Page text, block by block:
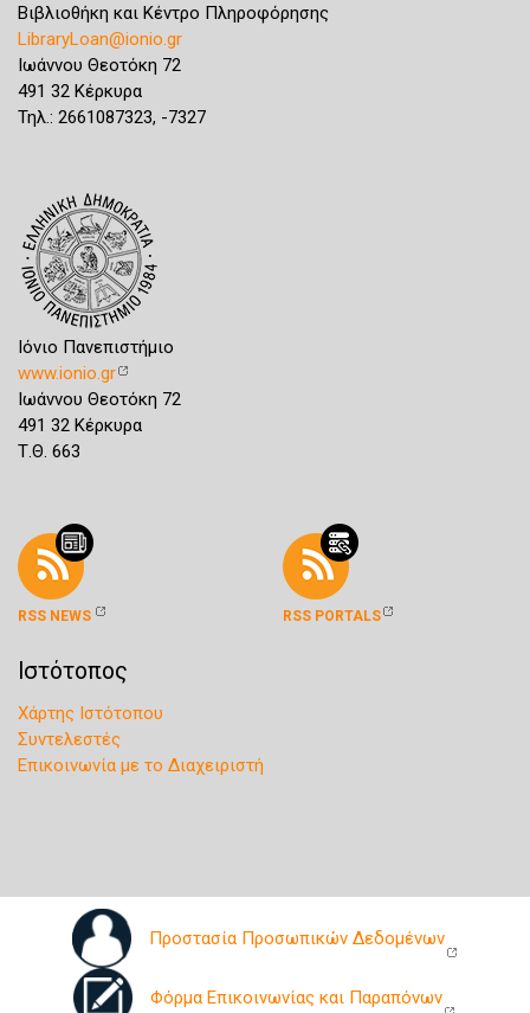
Βιβλιοθήκη και Κέντρο Πληροφόρησης
LibraryLoan@ionio.gr
Ιωάννου Θεοτόκη 72
491 32 Κέρκυρα
Τηλ.: 2661087323, -7327
Ιόνιο Πανεπιστήμιο
www.ionio.gr
Ιωάννου Θεοτόκη 72
491 32 Κέρκυρα
Τ.Θ. 663
RSS NEWS RSS PORTALS
Ιστότοπος
Χάρτης Ιστότοπου
Συντελεστές
Επικοινωνία με το Διαχειριστή
Προστασία Προσωπικών Δεδομένων
Φόρμα Επικοινωνίας και Παραπόνων